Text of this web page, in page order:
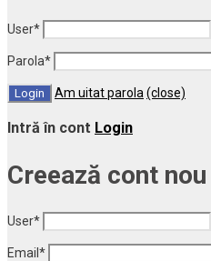
User*
Parola*
Am uitat parola (close)
Intră în cont Login
Creează cont nou
User*
Email *